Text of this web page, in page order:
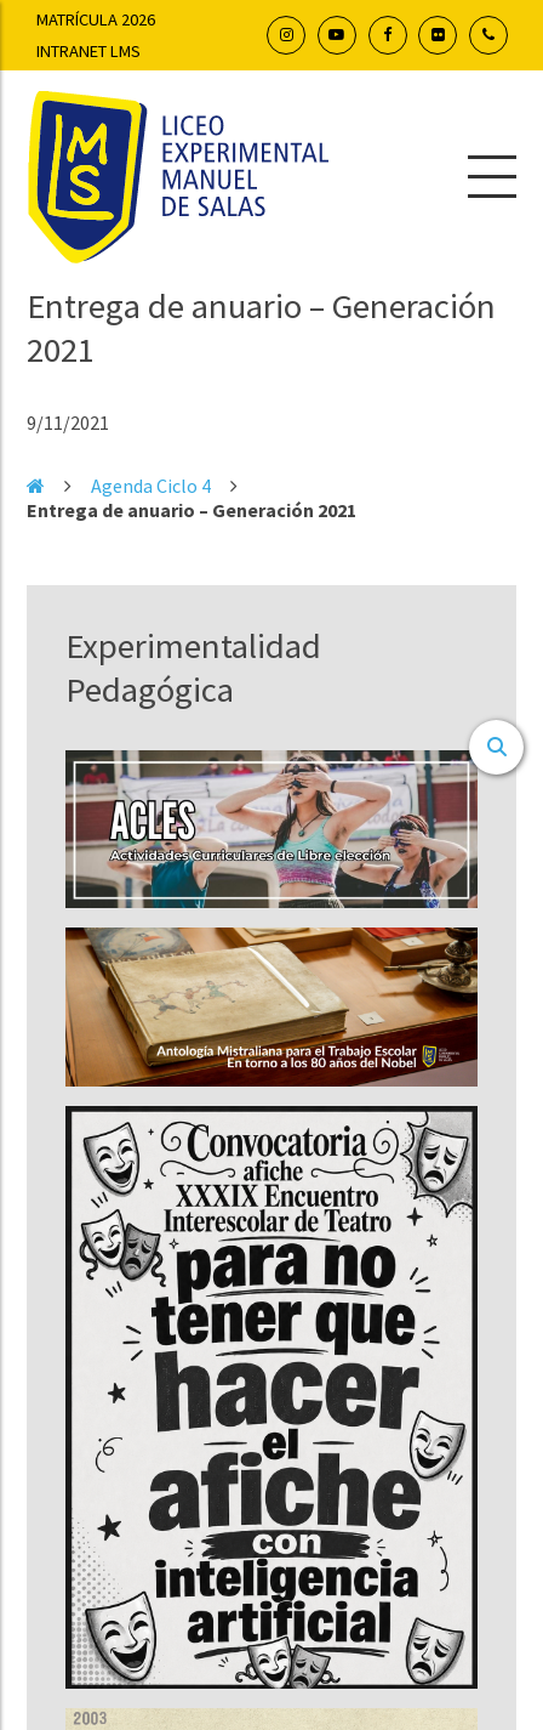
MATRÍCULA 2026
INTRANET LMS
Entrega de anuario – Generación
2021
9/11/2021
Agenda Ciclo 4
Entrega de anuario – Generación 2021
Experimentalidad
Pedagógica